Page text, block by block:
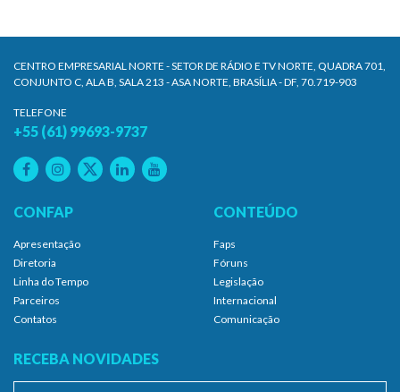
CENTRO EMPRESARIAL NORTE - SETOR DE RÁDIO E TV NORTE, QUADRA 701,
CONJUNTO C, ALA B, SALA 213 - ASA NORTE, BRASÍLIA - DF, 70.719-903
TELEFONE
+55 (61) 99693-9737
CONFAP
Apresentação
Diretoria
Linha do Tempo
Parceiros
Contatos
CONTEÚDO
Faps
Fóruns
Legislação
Internacional
Comunicação
RECEBA NOVIDADES